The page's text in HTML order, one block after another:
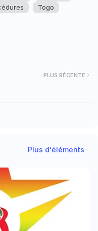
Togo
PLUS RÉCENTE
Plus d'éléments